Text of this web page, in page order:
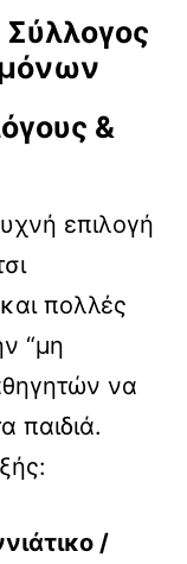
Σύλλογος
&
επιλογή
πολλές
“μη
να
παιδιά.
/